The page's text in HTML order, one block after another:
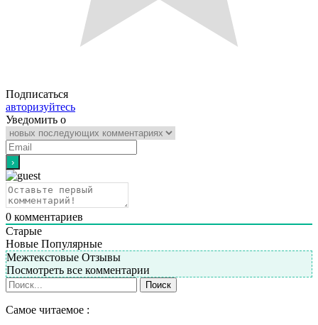
Подписаться
авторизуйтесь
Уведомить о
0 комментариев
Старые
Новые Популярные
Межтекстовые Отзывы
Посмотреть все комментарии
Самое читаемое :